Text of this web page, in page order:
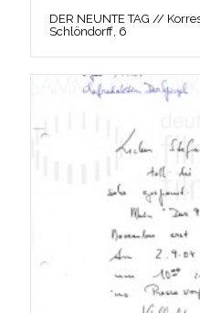
DER NEUNTE TAG //
Schlöndorff, 6